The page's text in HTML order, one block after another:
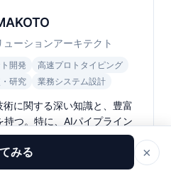
ューションアーキテクト
開発
高速プロトタイピング
研究
業務システム設計
術に関する深い知識と、豊富
持つ。特に、AIパイプライン
適化、説明可能なAI（XAI）
。大規模プロジェクトの成功
みる ×